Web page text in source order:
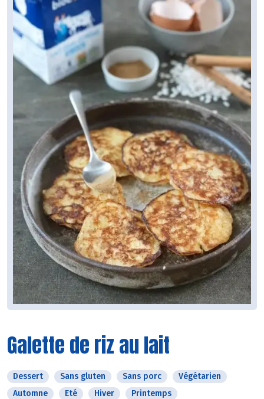
Galette de riz au lait
Dessert Sans gluten Sans porc
Végétarien
Automne
Eté Hiver Printemps